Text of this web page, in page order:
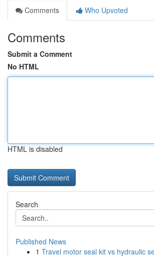
Comments
Who Upvoted
Comments
Submit a Comment
No HTML
HTML is disabled
Search
Published News
1 Travel motor seal kit vs hydraulic